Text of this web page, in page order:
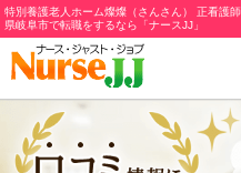
特別養護老人ホーム燦燦（さんさん） 正看護
県岐阜市で転職をするなら「ナースJJ」